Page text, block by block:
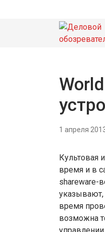
1 апреля
Культовая
время и в
shareware-
указывают,
время
возможна